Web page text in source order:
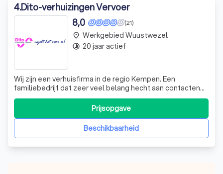
4.Dito-verhuizingen Vervoer
(21)
8,0
Wij zijn een verhuisfirma in de regio Kempen. Een
familiebedrijf dat zeer veel belang hecht aan contacten
met mensen persoonlijk. Dit is nog steeds de beste
manier om de mensen vertrouwd te maken met het reilen
en zeilen van de firma. Tevens is ook onze grootste
prioriteit dat uw materiële eigend
Beschikbaarheid
Prijsopgave
place Werkgebied Wuustwezel
timelapse 20 jaar actief